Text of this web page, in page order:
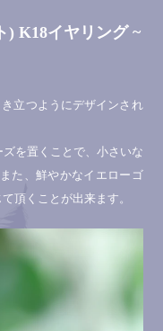
) K18イヤリング ~
立つようにデザインされ
を置くことで、小さいな
た、鮮やかなイエローゴ
頂くことが出来ます。